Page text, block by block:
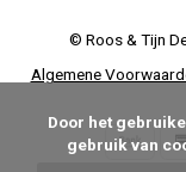
Algemene
© Roos & Tijn
gebruik van